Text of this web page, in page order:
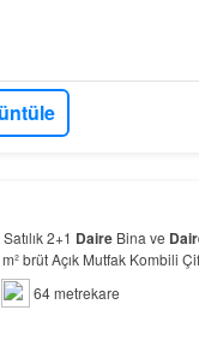
2+1 DaireBina ve
brüt Açık Mutfak Kombili
noktalarına kolay ulaşım…
64 metrekare